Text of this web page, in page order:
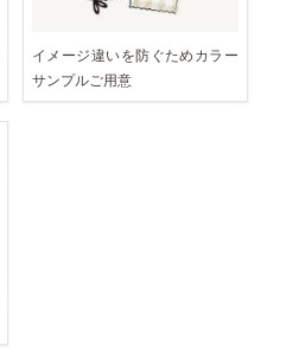
イメージ違いを防ぐためカラー
サンプルご用意